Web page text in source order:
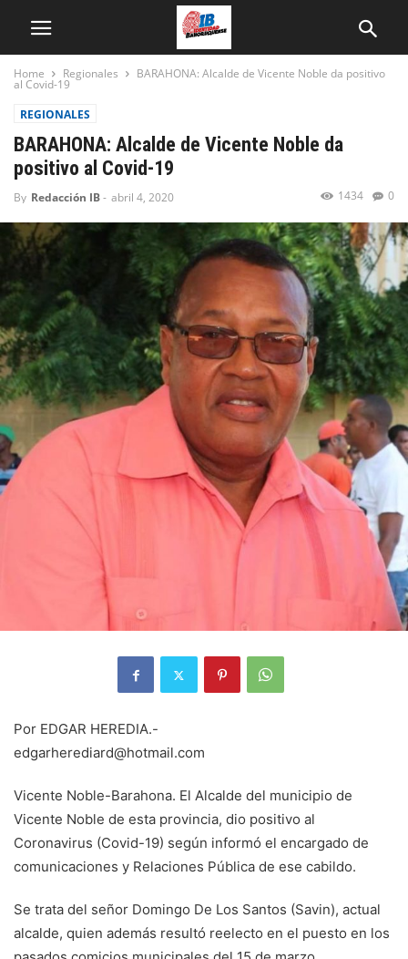
Home Regionales BARAHONA: Alcalde de Vicente Noble da positivo
al Covid-19
REGIONALES
BARAHONA: Alcalde de Vicente Noble da
positivo al Covid-19
By Redacción IB- abril 4, 2020 0
1434
Por EDGAR HEREDIA.-
edgarherediard@hotmail.com
Vicente Noble-Barahona. El Alcalde del municipio de
Vicente Noble de esta provincia, dio positivo al
Coronavirus (Covid-19) según informó el encargado de
comunicaciones y Relaciones Pública de ese cabildo.
Se trata del señor Domingo De Los Santos (Savin), actual
alcalde, quien además resultó reelecto en el puesto en los